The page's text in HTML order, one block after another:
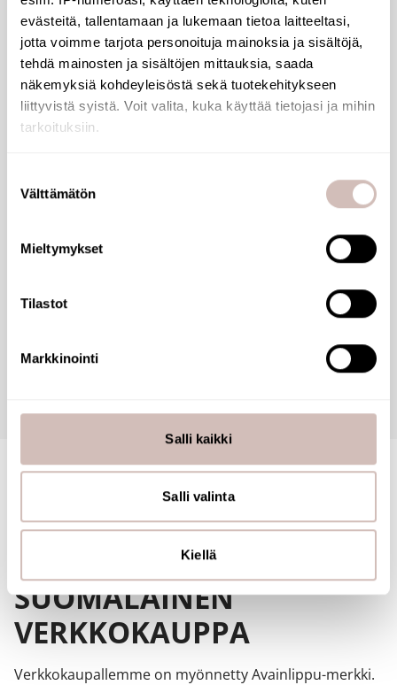
evästeitä, tallentamaan ja lukemaan tietoa laitteeltasi,
jotta voimme tarjota personoituja mainoksia ja sisältöjä,
tehdä mainosten ja sisältöjen mittauksia, saada
näkemyksiä kohdeyleisöstä sekä tuotekehitykseen
liittyvistä syistä. Voit valita, kuka käyttää tietojasi ja mihin
tarkoituksiin.
Kerätä tietoja maantieteellisestä sijainnistasi,
Tunnistaa laitteesi skannaamalla sen ominaispiirteitä
aktiivisesti (sormenjäljen muodostaminen)
voit määrittää asetuksesi
. Voit muuttaa
räätälöimiseen, sosiaalisen median ominaisuuksien
tukemiseen ja kävijämäärämme analysoimiseen. Lisäksi
alan kumppaneillemme tietoja siitä, miten käytät
sivustoamme. Kumppanimme voivat yhdistää näitä
tietoja muihin tietoihin, joita olet antanut heille tai joita on
valinta
Välttämätön
Mieltymykset
Tilastot
Markkinointi
Salli kaikki
Salli valinta
Kiellä
Toimii Legionellaa ja muita bakteereita vastaan
Pienikokoinen, säästää tilaa
Käyttöikä: 2 kk asennuksesta
SUOMALAINEN
VERKKOKAUPPA
Verkkokaupallemme on myönnetty Avainlippu-merkki.